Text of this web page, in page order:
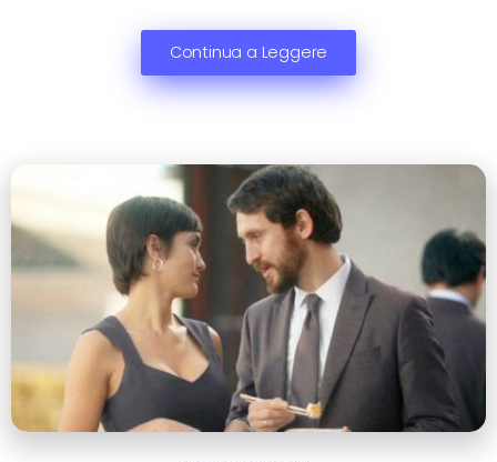
Continua a Leggere